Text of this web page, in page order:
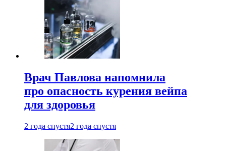
Врач Павлова напомнила
про опасность курения вейпа
для здоровья
2 года спустя2 года спустя